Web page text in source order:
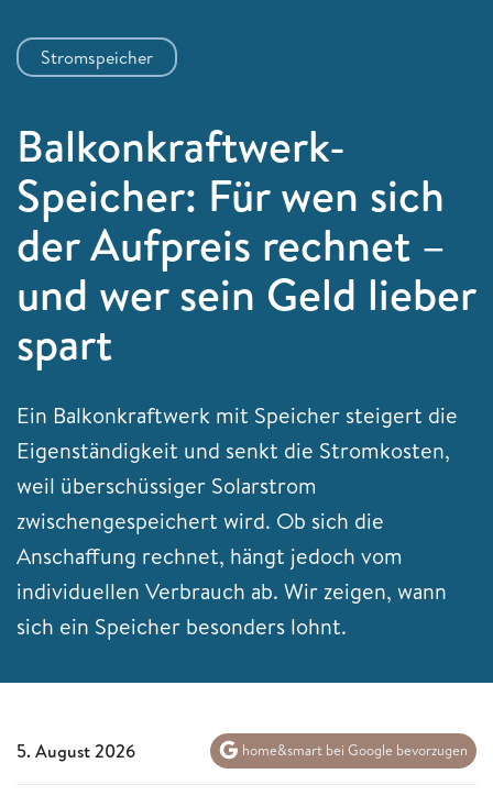
Stromspeicher
Balkonkraftwerk-
Speicher: Für wen sich
der Aufpreis rechnet –
und wer sein Geld lieber
spart
Ein Balkonkraftwerk mit Speicher steigert die
Eigenständigkeit und senkt die Stromkosten,
weil überschüssiger Solarstrom
zwischengespeichert wird. Ob sich die
Anschaffung rechnet, hängt jedoch vom
individuellen Verbrauch ab. Wir zeigen, wann
sich ein Speicher besonders lohnt.
5. August 2026 home&smart bei Google bevorzugen